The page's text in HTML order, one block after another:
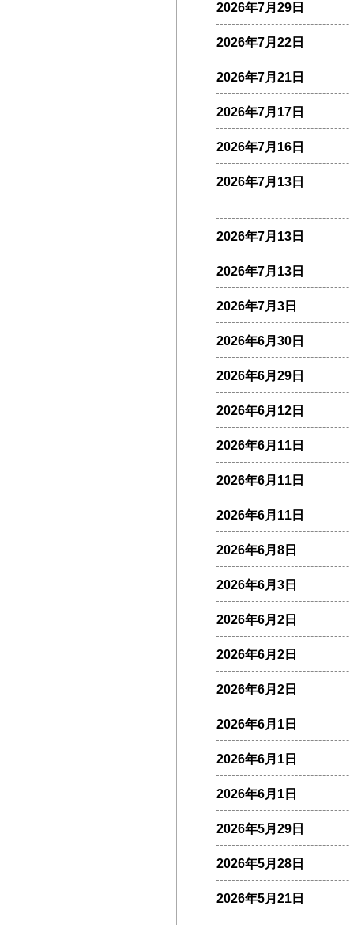
2026年7月29日
2026年7月22日
2026年7月21日
2026年7月17日
2026年7月16日
2026年7月13日
2026年7月13日
2026年7月13日
2026年7月3日
2026年6月30日
2026年6月29日
2026年6月12日
2026年6月11日
2026年6月11日
2026年6月11日
2026年6月8日
2026年6月3日
2026年6月2日
2026年6月2日
2026年6月2日
2026年6月1日
2026年6月1日
2026年6月1日
2026年5月29日
2026年5月28日
2026年5月21日